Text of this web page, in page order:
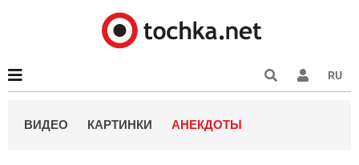
RU
ВИДЕО КАРТИНКИ АНЕКДОТЫ